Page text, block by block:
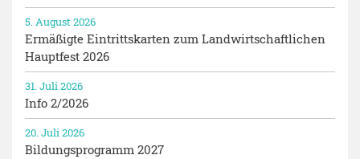
Ermäßigte Eintrittskarten zum Landwirtschaftlichen
Hauptfest 2026
5. August 2026
Info 2/2026
31. Juli 2026
Bildungsprogramm 2027
20. Juli 2026